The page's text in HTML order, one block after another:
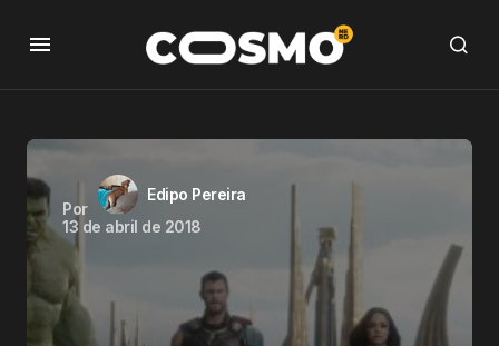
Por
Edipo Pereira
13 de abril de 2018